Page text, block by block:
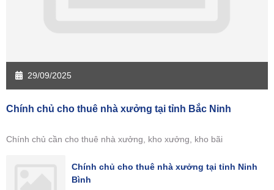
29/09/2025
Chính chủ cho thuê nhà xưởng tại tỉnh Bắc Ninh
Chính chủ cần cho thuê nhà xưởng, kho xưởng, kho bãi
Chính chủ cho thuê nhà xưởng tại tỉnh Ninh
Bình